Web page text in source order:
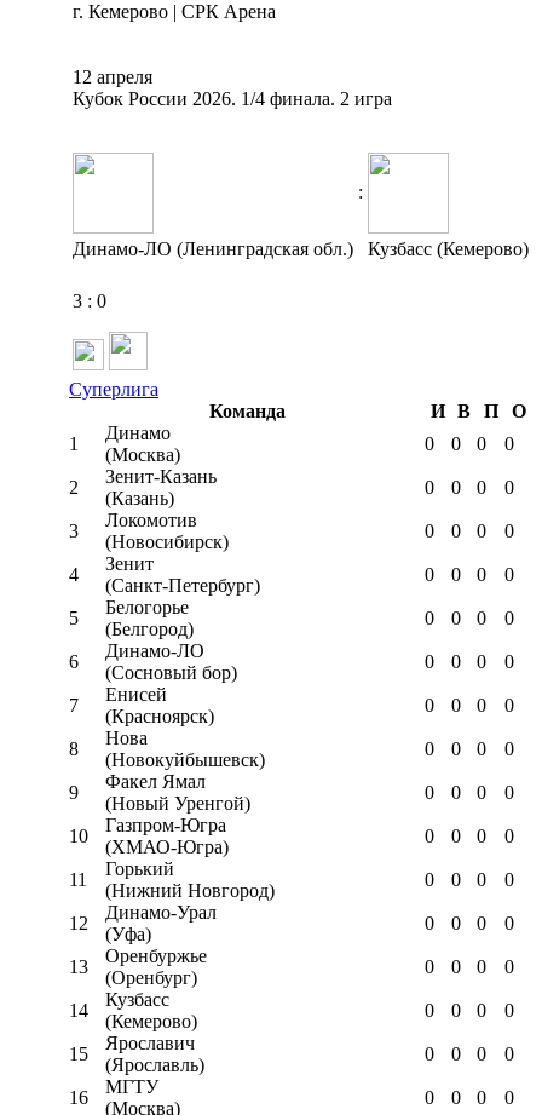
г. Кемерово | СРК Арена
12 апреля
Кубок России 2026. 1/4 финала. 2 игра
:
Динамо-ЛО (Ленинградская обл.) Кузбасс (Кемерово)
3 : 0
Суперлига
Команда
И В П
О
1
Динамо
(Москва)
0 0 0 0
2
Зенит-Казань
(Казань)
0 0 0 0
3
Локомотив
(Новосибирск)
0 0 0 0
4
Зенит
(Санкт-Петербург)
0 0 0 0
5
Белогорье
(Белгород)
0 0 0 0
6
Динамо-ЛО
(Сосновый бор)
0 0 0 0
7
Енисей
(Красноярск)
0 0 0 0
8
Нова
(Новокуйбышевск)
0 0 0 0
9
Факел Ямал
(Новый Уренгой)
0 0 0 0
10
Газпром-Югра
(ХМАО-Югра)
0 0 0 0
11
Горький
(Нижний Новгород)
0 0 0 0
12
Динамо-Урал
(Уфа)
0 0 0 0
13
Оренбуржье
(Оренбург)
0 0 0 0
14
Кузбасс
(Кемерово)
0 0 0 0
15
Ярославич
(Ярославль)
0 0 0 0
16
МГТУ
(Москва)
0 0 0
0